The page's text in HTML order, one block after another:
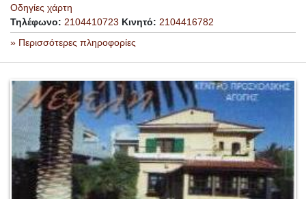
Οδηγίες χάρτη
Τηλέφωνο: 2104410723 Κινητό: 2104416782
» Περισσότερες πληροφορίες